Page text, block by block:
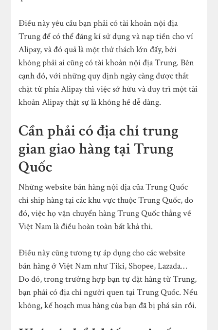
Điều này yêu cầu bạn phải có tài khoản nội địa
Trung để có thể đăng kí sử dụng và nạp tiền cho ví
Alipay, và đó quả là một thử thách lớn đấy, bởi
không phải ai cũng có tài khoản nội địa Trung. Bên
cạnh đó, với những quy định ngày càng được thắt
chặt từ phía Alipay thì việc sở hữu và duy trì một tài
khoản Alipay thật sự là không hề dễ dàng.
Cần phải có địa chỉ trung
gian giao hàng tại Trung
Quốc
Những website bán hàng nội địa của Trung Quốc
chỉ ship hàng tại các khu vực thuộc Trung Quốc, do
đó, việc họ vận chuyển hàng Trung Quốc thẳng về
Việt Nam là điều hoàn toàn bất khả thi.
Điều này cũng tương tự áp dụng cho các website
bán hàng ở Việt Nam như Tiki, Shopee, Lazada…
Do đó, trong trường hợp bạn tự đặt hàng từ Trung,
bạn phải có địa chỉ người quen tại Trung Quốc. Nếu
không, kế hoạch mua hàng của bạn đã bị phá sản rồi.